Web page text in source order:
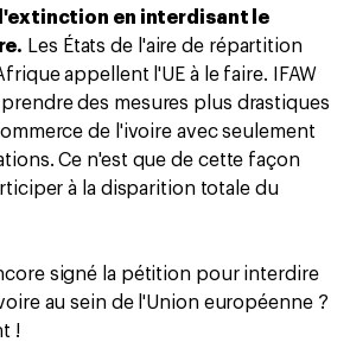
l'extinction en interdisant le
Les États de l'aire de répartition
appellent l'UE à le faire. IFAW
prendre des mesures plus drastiques
de l'ivoire avec seulement
Ce n'est que de cette façon
à la disparition totale du
signé la pétition pour interdire
au sein de l'Union européenne ?
!